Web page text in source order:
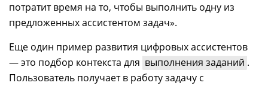
потратит время на то, чтобы выполнить одну из
предложенных ассистентом задач».
Еще один пример развития цифровых ассистентов
—это подбор контекста для выполнения заданий .
Пользователь получает в работу задачу с